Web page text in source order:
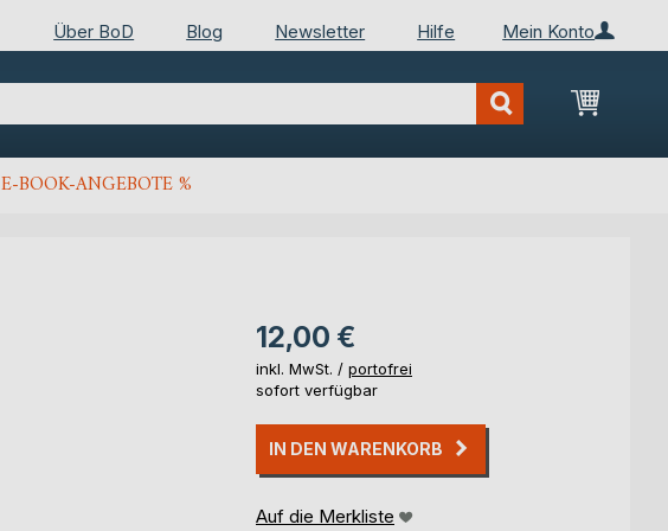
Mein Konto
Über BoD Blog Newsletter Hilfe
Mein
E-BOOK-ANGEBOTE %
12,00 €
inkl. MwSt. / portofrei
sofort verfügbar
IN DEN WARENKORB
Auf die Merkliste